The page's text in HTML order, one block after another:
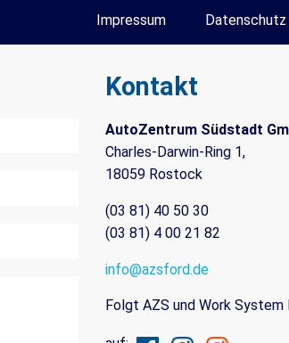
Impressum Datenschutz
Kontakt
AutoZentrum Südstadt
Charles-Darwin-Ring 1,
18059 Rostock
(03 81) 40 50 30
(03 81) 4 00 21 82
info@azsford.de
Folgt AZS und Work